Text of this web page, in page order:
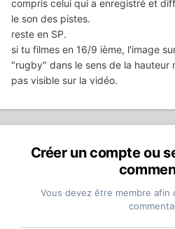
compris celui qui a enregistré et
le son des pistes.
reste en SP.
si tu filmes en 16/9 ième, l'image
"rugby" dans le sens de la hauteur
pas visible sur la vidéo.
Créer un compte ou
Vous devez être membre afin